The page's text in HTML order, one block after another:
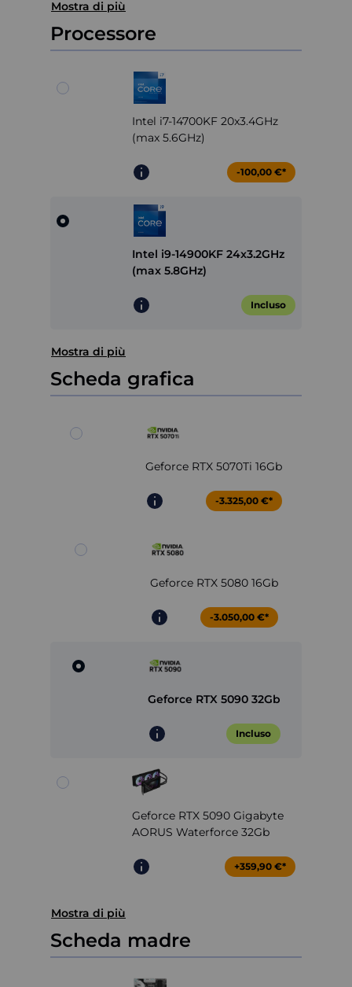
1
of
1
Mostra di più
Processore
Intel i7-14700KF 20x3.4GHz
(max 5.6GHz)
-100,00 €*
Intel i9-14900KF 24x3.2GHz
(max 5.8GHz)
Incluso
Mostra di più
Scheda grafica
Geforce RTX 5070Ti 16Gb
-3.325,00 €*
Geforce RTX 5080 16Gb
-3.050,00 €*
Geforce RTX 5090 32Gb
Incluso
Geforce RTX 5090 Gigabyte
AORUS Waterforce 32Gb
+359,90 €*
Mostra di più
Scheda madre